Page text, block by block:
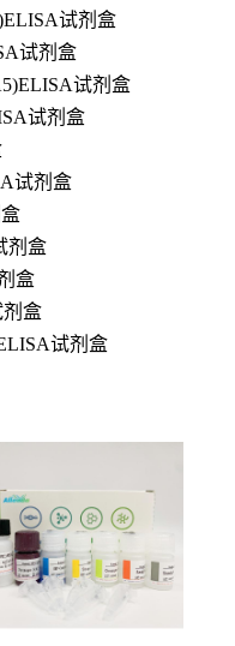
试剂盒
试剂盒
试剂盒
试剂盒
试剂盒
剂盒
盒
剂盒
试剂盒